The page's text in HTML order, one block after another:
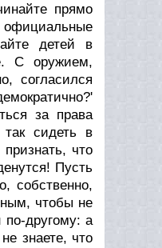
прямо
официальные
детей в
С оружием,
согласился
за права
сидеть в
что
Пусть
собственно,
чтобы не
другому: а
знаете, что